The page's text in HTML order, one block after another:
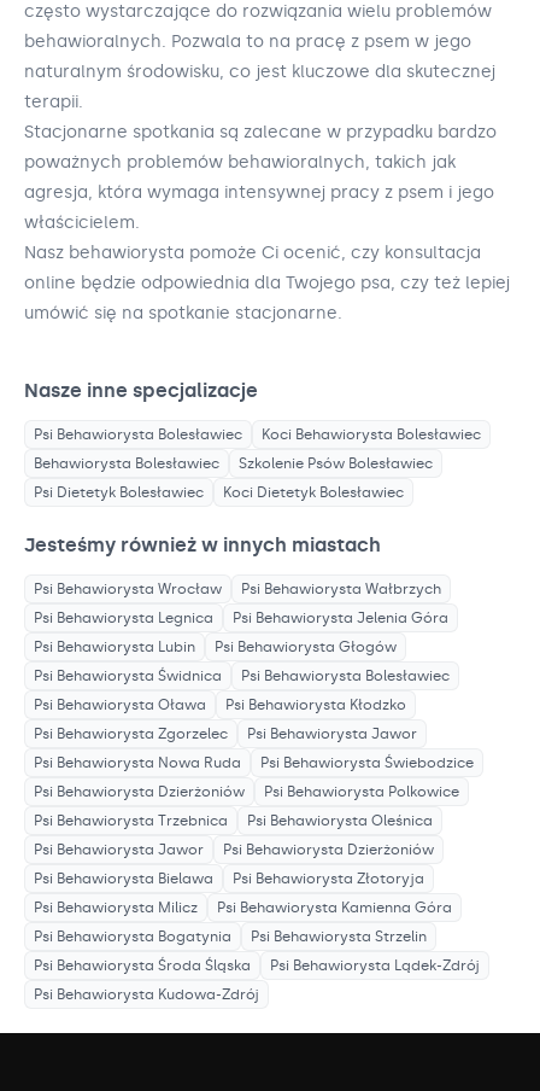
często wystarczające do rozwiązania wielu problemów
behawioralnych. Pozwala to na pracę z psem w jego
naturalnym środowisku, co jest kluczowe dla skutecznej
terapii.
Stacjonarne spotkania są zalecane w przypadku bardzo
poważnych problemów behawioralnych, takich jak
agresja, która wymaga intensywnej pracy z psem i jego
właścicielem.
Nasz behawiorysta pomoże Ci ocenić, czy konsultacja
online będzie odpowiednia dla Twojego psa, czy też lepiej
umówić się na spotkanie stacjonarne.
Nasze inne specjalizacje
Psi Behawiorysta Bolesławiec Koci Behawiorysta Bolesławiec
Behawiorysta Bolesławiec Szkolenie Psów Bolesławiec
Psi Dietetyk Bolesławiec Koci Dietetyk Bolesławiec
Jesteśmy również w innych miastach
Psi Behawiorysta Wrocław Psi Behawiorysta Wałbrzych
Psi Behawiorysta Legnica Psi Behawiorysta Jelenia Góra
Psi Behawiorysta Lubin Psi Behawiorysta Głogów
Psi Behawiorysta Świdnica Psi Behawiorysta Bolesławiec
Psi Behawiorysta Oława Psi Behawiorysta Kłodzko
Psi Behawiorysta Zgorzelec Psi Behawiorysta Jawor
Psi Behawiorysta Nowa Ruda Psi Behawiorysta Świebodzice
Psi Behawiorysta Dzierżoniów Psi Behawiorysta Polkowice
Psi Behawiorysta Trzebnica Psi Behawiorysta Oleśnica
Psi Behawiorysta Jawor Psi Behawiorysta Dzierżoniów
Psi Behawiorysta Bielawa Psi Behawiorysta Złotoryja
Psi Behawiorysta Milicz Psi Behawiorysta Kamienna Góra
Psi Behawiorysta Bogatynia Psi Behawiorysta Strzelin
Psi Behawiorysta Środa Śląska Psi Behawiorysta Lądek-Zdrój
Psi Behawiorysta Kudowa-Zdrój